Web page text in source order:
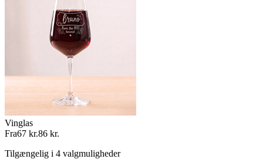
Vinglas
Fra67 kr.86 kr.
Tilgængelig i 4 valgmuligheder